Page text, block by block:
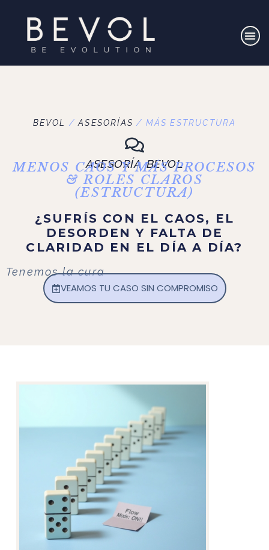
BEVOL /ASESORÍAS / MÁS ESTRUCTURA
ASESORÍA BEVOL
MENOS CAOS Y MÁS PROCESOS
& ROLES CLAROS
(ESTRUCTURA)
¿SUFRÍS CON EL CAOS, EL
DESORDEN Y FALTA DE
CLARIDAD EN EL DÍA A DÍA?
Tenemos la cura
VEAMOS TU CASO SIN COMPROMISO